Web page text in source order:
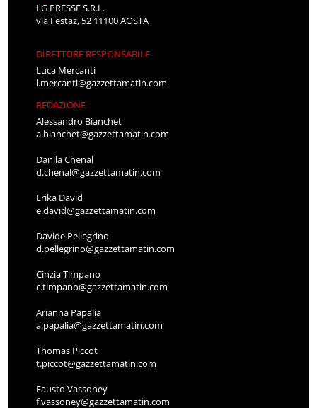
LG PRESSE S.R.L.
via Festaz, 52 11100 AOSTA
DIRETTORE RESPONSABILE
Luca Mercanti
l.mercanti@gazzettamatin.com
REDAZIONE
Alessandro Bianchet
a.bianchet@gazzettamatin.com
Danila Chenal
d.chenal@gazzettamatin.com
Erika David
e.david@gazzettamatin.com
Davide Pellegrino
d.pellegrino@gazzettamatin.com
Cinzia Timpano
c.timpano@gazzettamatin.com
Arianna Papalia
a.papalia@gazzettamatin.com
Thomas Piccot
t.piccot@gazzettamatin.com
Fausto Vassoney
f.vassoney@gazzettamatin.com